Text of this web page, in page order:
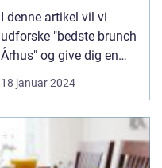
kombinerer det
bedste fra
morgenmad og
frokost i én måltid
I denne artikel vil vi
udforske "bedste brunch
Århus" og give dig en
dybdegående
præsentation af denne
oplevelse, der vil gøre
enhver eventyrrejsende
18 januar 2024